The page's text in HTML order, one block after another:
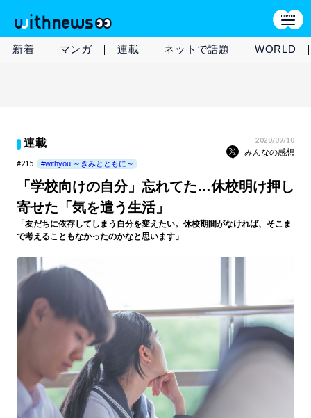
新着 マンガ 連載 ネットで話題 WORLD
連載 2020/09/10
みんなの感想
#215 #withyou ～きみとともに～
「学校向けの自分」忘れてた…休校明け押し
寄せた「気を遣う生活」
「友だちに依存してしまう自分を変えたい。休校期間がなければ、そこま
で考えることもなかったのかなと思います」